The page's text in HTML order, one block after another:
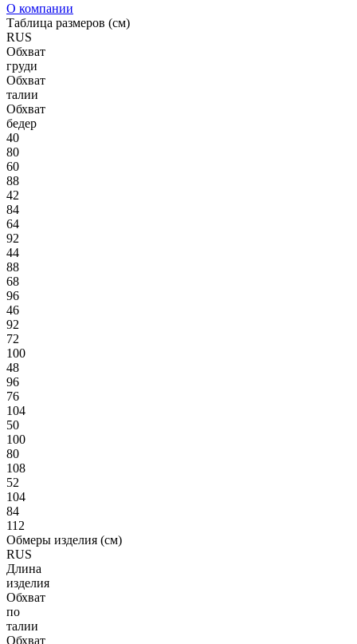
О компании
Таблица размеров (см)
RUS
Обхват
груди
Обхват
талии
Обхват
бедер
40
80
60
88
42
84
64
92
44
88
68
96
46
92
72
100
48
96
76
104
50
100
80
108
52
104
84
112
Обмеры изделия (см)
RUS
Длина
изделия
Обхват
по
талии
Обхват